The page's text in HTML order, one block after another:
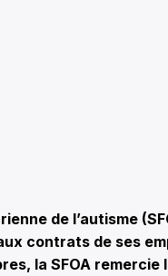
de l’autisme
contrats de ses
la SFOA